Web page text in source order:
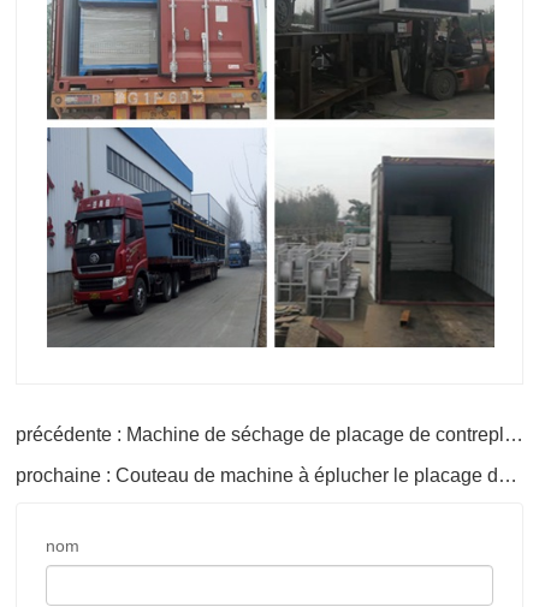
précédente : Machine de séchage de placage de contreplaqué de bois de bouleau
prochaine : Couteau de machine à éplucher le placage de contreplaqué
nom